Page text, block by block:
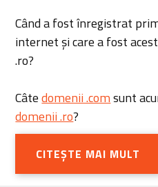
Când a fost înregistrat
internet și care a fost
.ro?
Câtedomenii .comsunt
domenii .ro?
CITEȘTE MAI MULT